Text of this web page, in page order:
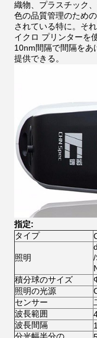
織物、プラスチック
色の品質管理のため
されている特に。そ
イクロ プリンターを
10nm間隔で間隔をあ
提供できる。
指定:
タイプ
照明
積分球のサイズ
照明の光源
センサー
波長範囲
波長間隔
分光幅半分の